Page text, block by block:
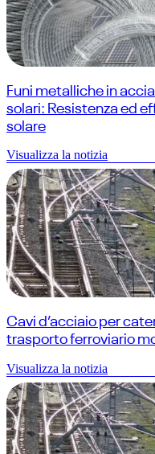
Funi metalliche in
solari: Resistenza ed
solare
Visualizza la notizia
Cavi d’acciaio per
trasporto ferroviario
Visualizza la notizia